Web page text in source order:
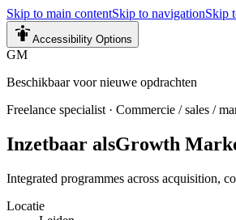
Skip to main contentSkip to navigationSkip
Accessibility Options
GM
Beschikbaar voor nieuwe opdrachten
Freelance specialist · Commercie / sales /
Inzetbaar alsGrowth
Integrated programmes across acquisition,
Locatie